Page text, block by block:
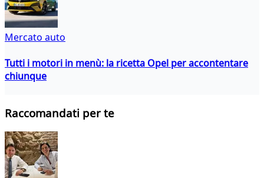
Mercato auto
Tutti i motori in menù: la ricetta Opel per accontentare
chiunque
Raccomandati per te